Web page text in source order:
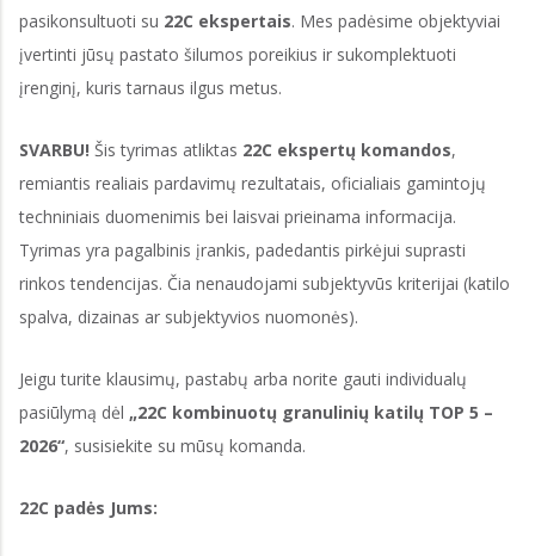
pasikonsultuoti su 22C ekspertais. Mes padėsime objektyviai
įvertinti jūsų pastato šilumos poreikius ir sukomplektuoti
įrenginį, kuris tarnaus ilgus metus.
SVARBU! Šis tyrimas atliktas 22C ekspertų komandos,
remiantis realiais pardavimų rezultatais, oficialiais gamintojų
techniniais duomenimis bei laisvai prieinama informacija.
Tyrimas yra pagalbinis įrankis, padedantis pirkėjui suprasti
rinkos tendencijas. Čia nenaudojami subjektyvūs kriterijai (katilo
spalva, dizainas ar subjektyvios nuomonės).
Jeigu turite klausimų, pastabų arba norite gauti individualų
pasiūlymą dėl „22C kombinuotų granulinių katilų TOP 5 –
2026“, susisiekite su mūsų komanda.
22C padės Jums: